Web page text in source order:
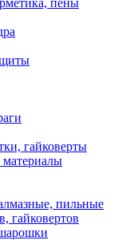
гайковерты
материалы
пильные
гайковертов